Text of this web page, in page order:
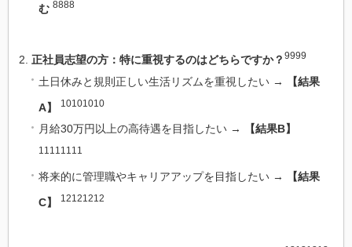
む 8888
正社員志望の方：特に重視するのはどちらですか？ 9999
土日休みと規則正しい生活リズムを重視したい → 【結果
A】 10101010
月給30万円以上の高待遇を目指したい → 【結果B】
11111111
将来的に管理職やキャリアアップを目指したい → 【結果
C】 12121212